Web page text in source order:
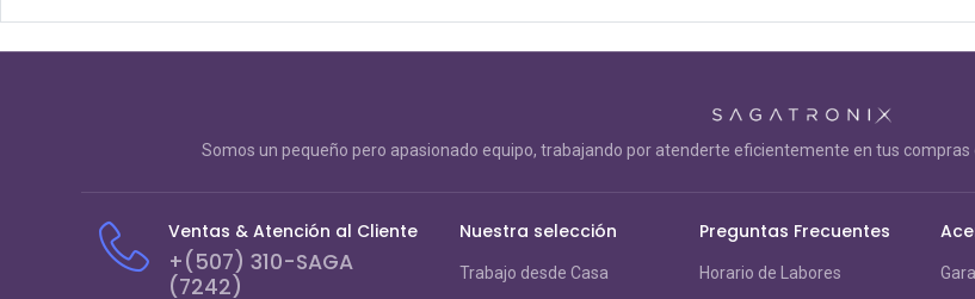
Somos un pequeño pero apasionado equipo, trabajando por atenderte eficientemente en tus
Ventas & Atención al Cliente
+(507) 310-SAGA
(7242)
Nuestra selección
Trabajo desde Casa
Preguntas Frecuentes
Horario de Labores